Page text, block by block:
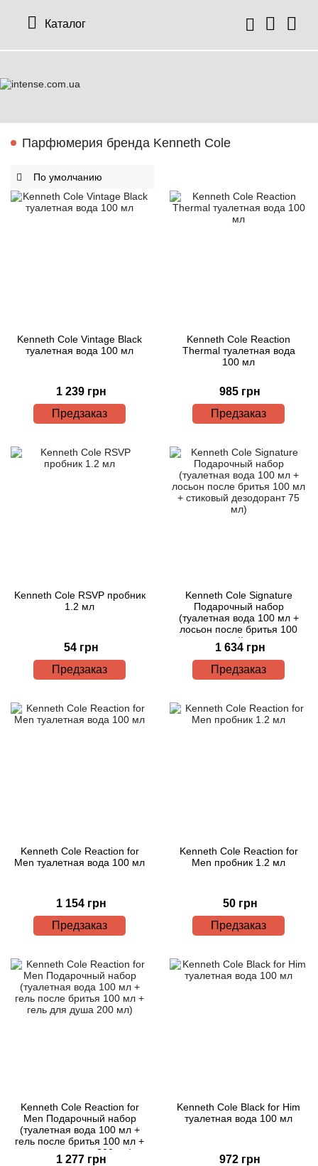
Каталог
Парфюмерия бренда Kenneth Cole
Kenneth Cole Vintage Black
туалетная вода 100 мл
1 239 грн
Предзаказ
Kenneth Cole Reaction
Thermal туалетная вода
100 мл
985 грн
Предзаказ
Kenneth Cole RSVP пробник
1.2 мл
54 грн
Предзаказ
Kenneth Cole Signature
Подарочный набор
(туалетная вода 100 мл +
лосьон после бритья 100
мл + стиковый дезодорант
75 мл)
1 634 грн
Предзаказ
Kenneth Cole Reaction for
Men туалетная вода 100 мл
1 154 грн
Предзаказ
Kenneth Cole Reaction for
Men пробник 1.2 мл
50 грн
Предзаказ
Kenneth Cole Reaction for
Men Подарочный набор
(туалетная вода 100 мл +
гель после бритья 100 мл +
гель для душа 200 мл)
1 277 грн
Kenneth Cole Black for Him
туалетная вода 100 мл
972 грн